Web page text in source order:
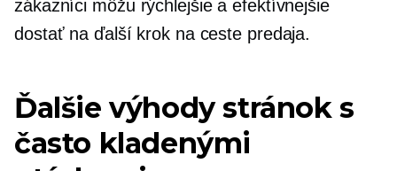
zákazníci môžu rýchlejšie a efektívnejšie
dostať na ďalší krok na ceste predaja.
Ďalšie výhody stránok s
často kladenými